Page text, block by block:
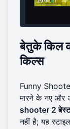
बेतुके किल
किल्स
Funny
मारने के नए और
shooter 2
नहीं है; यह